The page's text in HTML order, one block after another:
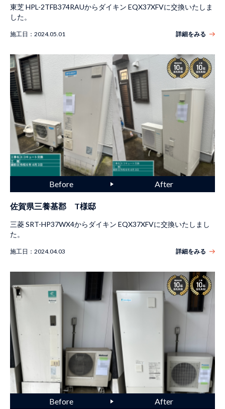
東芝 HPL-2TFB374RAUからダイキン EQX37XFVに交換いたしま
した。
施工日： 2024.05.01 詳細をみる
佐賀県三養基郡 T様邸
三菱 SRT-HP37WX4からダイキン EQX37XFVに交換いたしまし
た。
施工日： 2024.04.03 詳細をみる